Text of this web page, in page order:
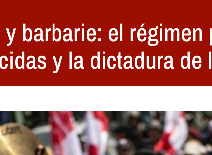
barbarie: el
y la dictadura de